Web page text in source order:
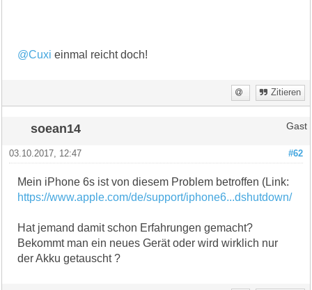
@Cuxi einmal reicht doch!
Zitieren
soean14 Gast
#62
03.10.2017, 12:47
Mein iPhone 6s ist von diesem Problem betroffen (Link:
https://www.apple.com/de/support/iphone6...dshutdown/
Hat jemand damit schon Erfahrungen gemacht?
Bekommt man ein neues Gerät oder wird wirklich nur
der Akku getauscht ?